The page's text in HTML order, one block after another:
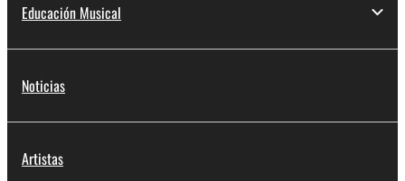
Educación Musical
Noticias
Artistas